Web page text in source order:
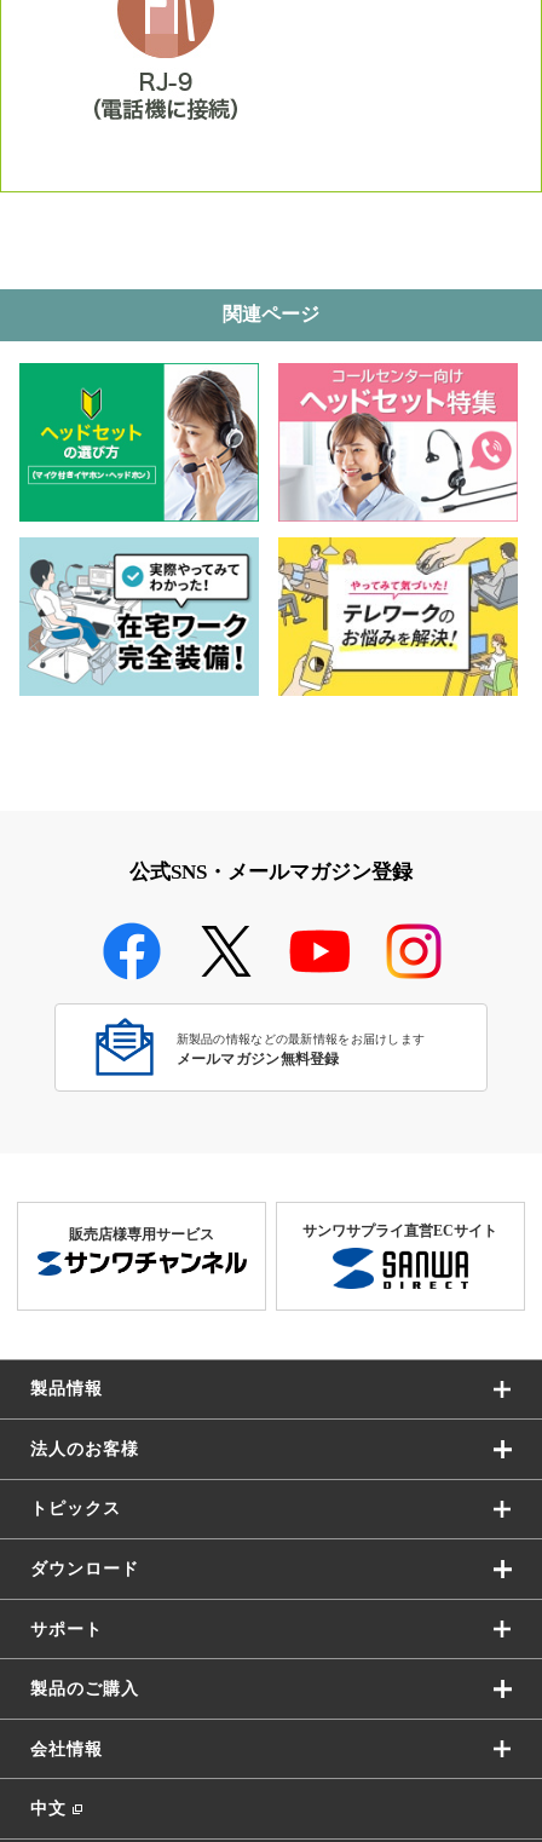
関連ページ
公式SNS・メールマガジン登録
新製品の情報などの最新情報をお届けします
メールマガジン無料登録
販売店様専用サービス サンワサプライ直営ECサイト
製品情報
法人のお客様
トピックス
ダウンロード
サポート
製品のご購入
会社情報
中文